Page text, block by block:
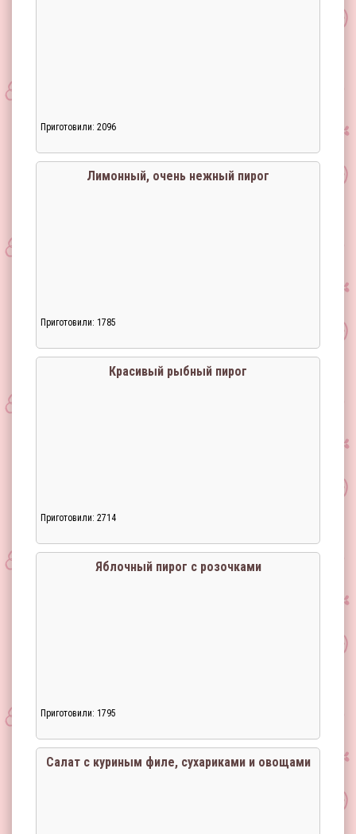
Приготовили: 2096
Лимонный, очень нежный пирог
Приготовили: 1785
Красивый рыбный пирог
Приготовили: 2714
Яблочный пирог с розочками
Приготовили: 1795
Салат с куриным филе, сухариками и овощами